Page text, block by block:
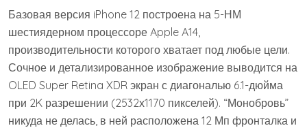
Базовая версия iPhone 12 построена на 5-НМ
шестиядерном процессоре Apple A14,
производительности которого хватает под любые цели.
Сочное и детализированное изображение выводится на
OLED Super Retina XDR экран с диагональю 6.1-дюйма
при 2K разрешении (2532х1170 пикселей). “Монобровь”
никуда не делась, в ней расположена 12 Мп фронталка и